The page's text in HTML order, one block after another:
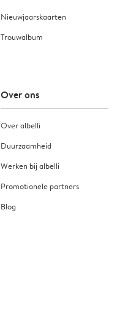
Nieuwjaarskaarten
Trouwalbum
Over ons
Over albelli
Duurzaamheid
Werken bij albelli
Promotionele partners
Blog